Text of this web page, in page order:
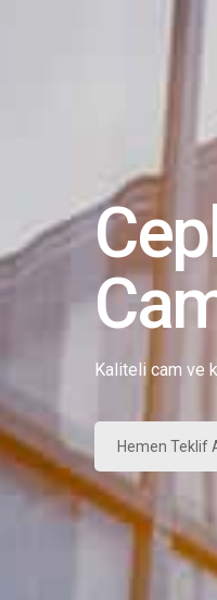
Kaliteli cam ve
Hemen Teklif